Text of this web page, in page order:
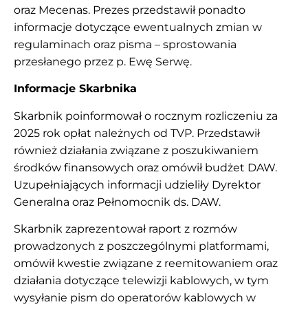
oraz Mecenas. Prezes przedstawił ponadto
informacje dotyczące ewentualnych zmian w
regulaminach oraz pisma – sprostowania
przesłanego przez p. Ewę Serwę.
Informacje Skarbnika
Skarbnik poinformował o rocznym rozliczeniu za
2025 rok opłat należnych od TVP. Przedstawił
również działania związane z poszukiwaniem
środków finansowych oraz omówił budżet DAW.
Uzupełniających informacji udzieliły Dyrektor
Generalna oraz Pełnomocnik ds. DAW.
Skarbnik zaprezentował raport z rozmów
prowadzonych z poszczególnymi platformami,
omówił kwestie związane z reemitowaniem oraz
działania dotyczące telewizji kablowych, w tym
wysyłanie pism do operatorów kablowych w